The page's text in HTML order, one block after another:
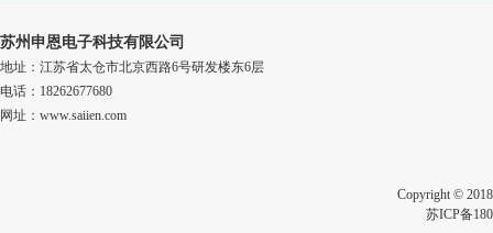
苏州申恩电子科技有限公司
地址：江苏省太仓市北京西路6号研发楼东6层
电话：18262677680
网址：www.saiien.com
Copyright ©
苏ICP备